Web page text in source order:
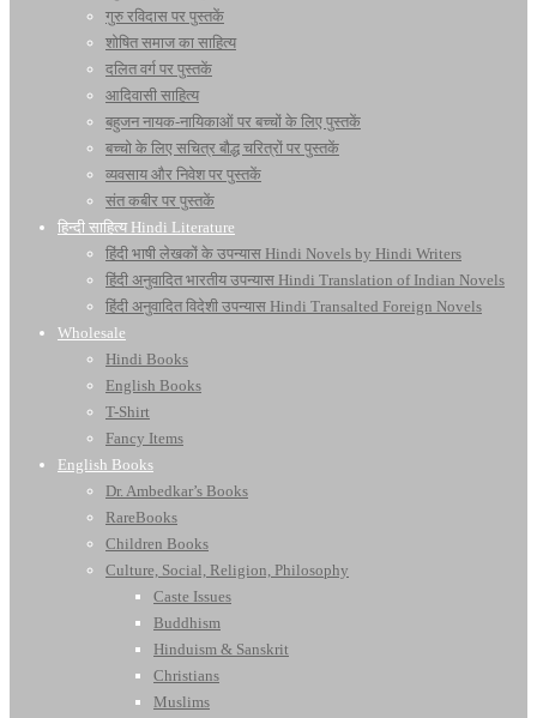
गुरु रविदास पर पुस्तकें
शोषित समाज का साहित्य
दलित वर्ग पर पुस्तकें
आदिवासी साहित्य
बहुजन नायक-नायिकाओं पर बच्चों के लिए पुस्तकें
बच्चो के लिए सचित्र बौद्ध चरित्रों पर पुस्तकें
व्यवसाय और निवेश पर पुस्तकें
संत कबीर पर पुस्तकें
हिन्दी साहित्य Hindi Literature
हिंदी भाषी लेखकों के उपन्यास Hindi Novels by Hindi Writers
हिंदी अनुवादित भारतीय उपन्यास Hindi Translation of Indian Novels
हिंदी अनुवादित विदेशी उपन्यास Hindi Transalted Foreign Novels
Wholesale
Hindi Books
English Books
T-Shirt
Fancy Items
English Books
Dr. Ambedkar’s Books
RareBooks
Children Books
Culture, Social, Religion, Philosophy
Caste Issues
Buddhism
Hinduism & Sanskrit
Christians
Muslims